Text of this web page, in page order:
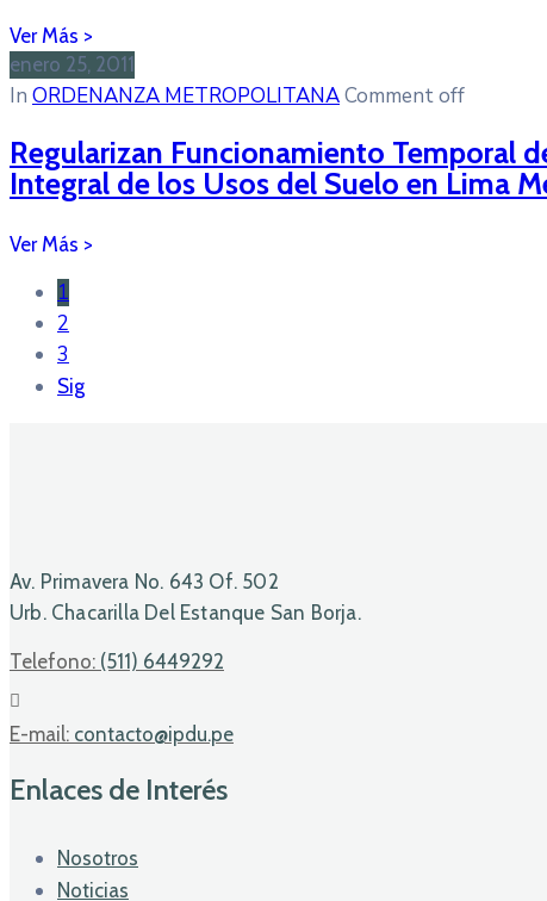
enero 25, 2011
In ORDENANZA METROPOLITANAComment off
Regularizan Funcionamiento Temporal
Integral de los Usos del Suelo en Lima
1
2
3
Sig
Av. Primavera No. 643 Of. 502
Urb. Chacarilla Del Estanque San Borja.
Telefono: (511) 6449292
E-mail: contacto@ipdu.pe
Enlaces de Interés
Nosotros
Noticias